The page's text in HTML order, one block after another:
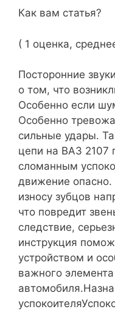
Как вам статья?
( 1 оценка,
Посторонние
о том, что
Особенно если
Особенно
сильные удары.
цепи на ВАЗ 2107
сломанным
движение
износу зубцов
что повредит
следствие,
инструкция
устройством и
важного